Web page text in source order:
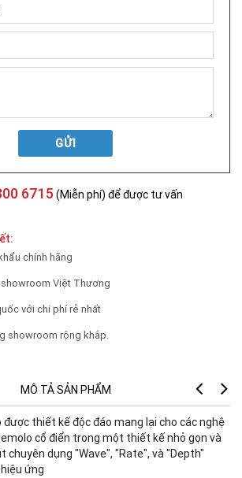
GỬI
6715 (Miễn phí) để được tư vấn
chính hãng
Việt Thương
với chi phí rẻ nhất
showroom rộng khắp.
MÔ TẢ SẢN PHẨM
được thiết kế độc đáo mang lại cho các nghệ
cổ điển trong một thiết kế nhỏ gọn và
chuyên dụng "Wave", "Rate", và "Depth"
ứng